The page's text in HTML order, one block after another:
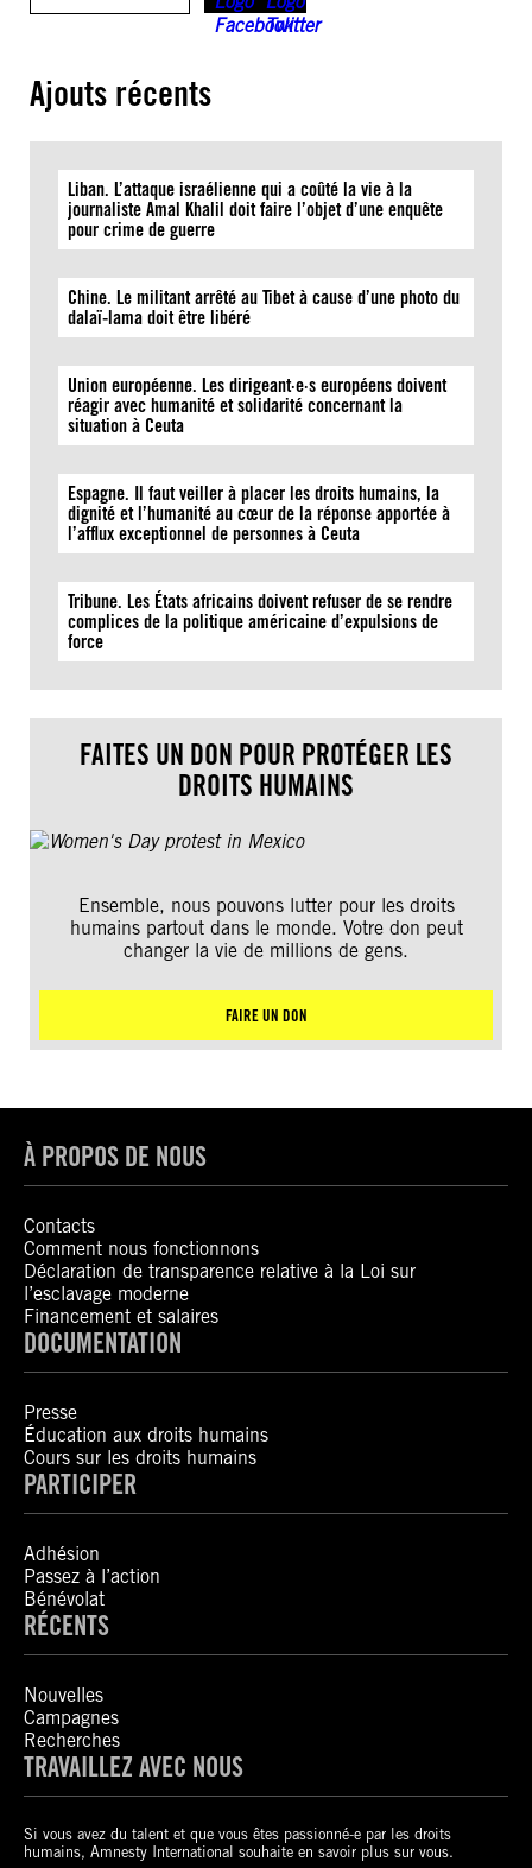
Ajouts récents
Liban. L’attaque israélienne qui a coûté la vie à la
journaliste Amal Khalil doit faire l’objet d’une enquête
pour crime de guerre
Chine. Le militant arrêté au Tibet à cause d’une photo du
dalaï-lama doit être libéré
Union européenne. Les dirigeant·e·s européens doivent
réagir avec humanité et solidarité concernant la
situation à Ceuta
Espagne. Il faut veiller à placer les droits humains, la
dignité et l’humanité au cœur de la réponse apportée à
l’afflux exceptionnel de personnes à Ceuta
Tribune. Les États africains doivent refuser de se rendre
complices de la politique américaine d’expulsions de
force
FAITES UN DON POUR PROTÉGER LES
DROITS HUMAINS
Ensemble, nous pouvons lutter pour les droits
humains partout dans le monde. Votre don peut
changer la vie de millions de gens.
FAIRE UN DON
À PROPOS DE NOUS
Contacts
Comment nous fonctionnons
Déclaration de transparence relative à la Loi sur
l’esclavage moderne
Financement et salaires
DOCUMENTATION
Presse
Éducation aux droits humains
Cours sur les droits humains
PARTICIPER
Adhésion
Passez à l’action
Bénévolat
RÉCENTS
Nouvelles
Campagnes
Recherches
TRAVAILLEZ AVEC NOUS
Si vous avez du talent et que vous êtes passionné-e par les droits
humains, Amnesty International souhaite en savoir plus sur vous.